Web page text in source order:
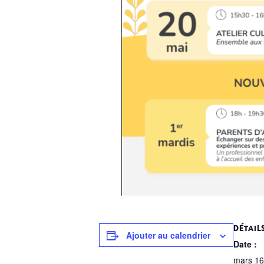
Ajouter au calendrier
Date :
mars 16